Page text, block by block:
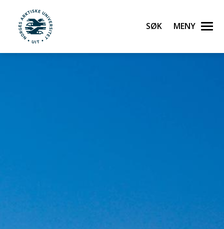
Gå til hovedinnhold
UiT Norges arktiske universitet
Søk Meny